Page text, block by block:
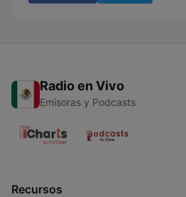
Radio en Vivo
Emisoras y Podcasts
Recursos